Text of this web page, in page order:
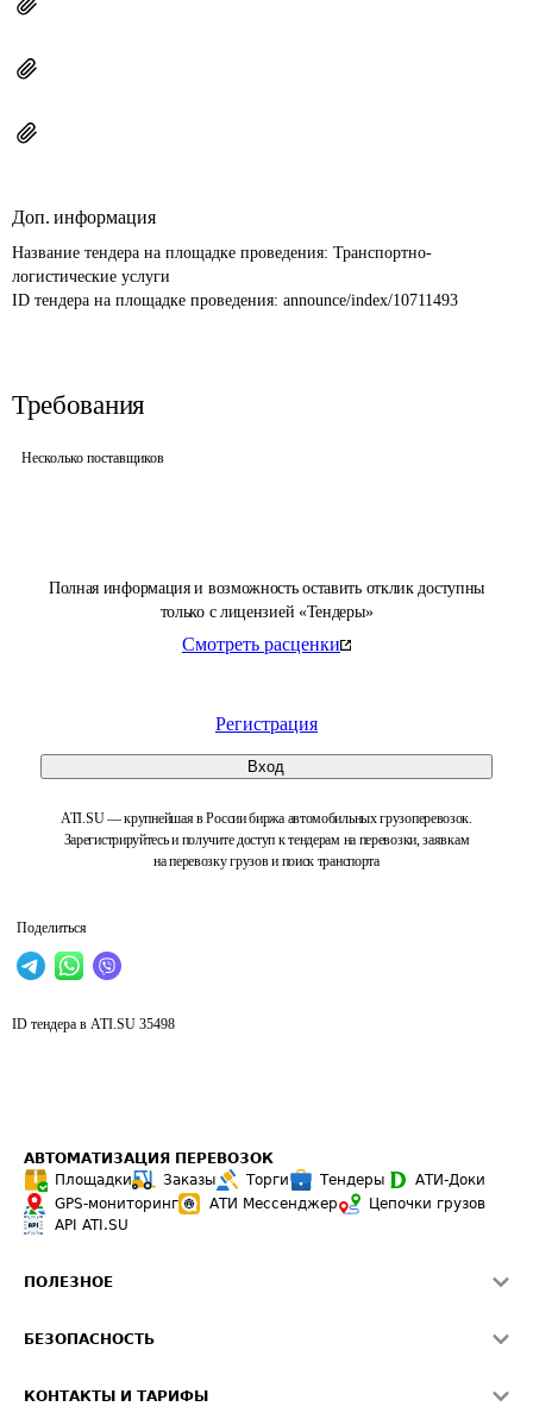
Полная информация и возможность оставить отклик доступны
только с лицензией «Тендеры»
Смотреть расценки
Регистрация
Вход
ATI.SU — крупнейшая в России биржа автомобильных грузоперевозок.
Зарегистрируйтесь и получите доступ к тендерам на перевозки, заявкам
на перевозку грузов и поиск транспорта
Поделиться
Доп. информация
Название тендера на площадке проведения: Транспортно-
логистические услуги
ID тендера на площадке проведения: announce/index/10711493
Требования
Несколько поставщиков
ID тендера в ATI.SU 35498
АВТОМАТИЗАЦИЯ ПЕРЕВОЗОК
Площадки
Заказы Торги Тендеры
АТИ-Доки
GPS-мониторинг
АТИ Мессенджер
Цепочки грузов
API ATI.SU
ПОЛЕЗНОЕ
Звезды ATI.SU на вашем сайте
БЕЗОПАСНОСТЬ
КОНТАКТЫ И ТАРИФЫ